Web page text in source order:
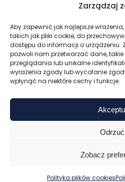
Zarządzaj
Aby zapewnić jak najlepsze
takich jak pliki cookie, do
dostępu do informacji o urządzeniu.
pozwoli nam przetwarzać dane,
przeglądania lub unikalne
wyrażenia zgody lub wycofanie
wpłynąć na niektóre cechy i funkcje.
Odrzuć
Zobacz
Polityka plików cookies
NASZE LOKALIZACJE
OSTATNIE POSTY
RODOREGULAMINPOLITYKA
Certyfikat SSL
Zaufany
Kup bez nadruku